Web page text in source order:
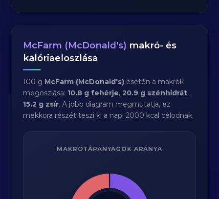
McFarm (McDonald's) makró- és
kalóriaeloszlása
100 g McFarm (McDonald's) esetén a makrók
megoszlása: 10.8 g fehérje,20.9 g szénhidrát,
15.2 g zsír. A jobb diagram megmutatja, ez
mekkora részét teszi ki a napi 2000 kcal célodnak.
MAKRÓTÁPANYAGOK ARÁNYA